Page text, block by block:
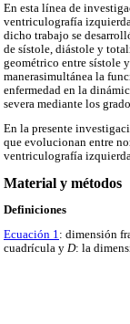
En esta línea de
ventriculografía
dicho trabajo se
de sístole, diástole y
geométrico entre sístole
manerasimultánea la
enfermedad en la
severa mediante los
En la presente
que evolucionan entre
ventriculografía
Material y métodos
Definiciones
Ecuación 1: dimensión
cuadrícula y D: la